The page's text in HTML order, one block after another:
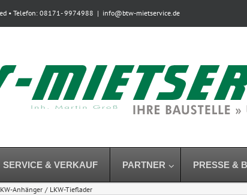
• Telefon: 08171- 9974988 | info@btw-mietservice.de
SERVICE & VERKAUF PARTNER PRESSE &
Anhänger LKW-Tieflader